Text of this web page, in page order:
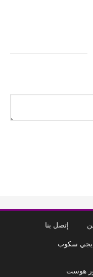
إتصل بنا
سكوب
هوست